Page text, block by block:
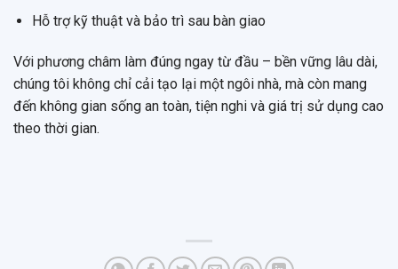
Hỗ trợ kỹ thuật và bảo trì sau bàn giao
Với phương châm làm đúng ngay từ đầu – bền vững lâu dài,
chúng tôi không chỉ cải tạo lại một ngôi nhà, mà còn mang
đến không gian sống an toàn, tiện nghi và giá trị sử dụng cao
theo thời gian.